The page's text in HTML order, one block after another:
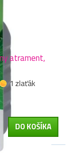
atrament,
1 zlaťák
DO KOŠÍKA